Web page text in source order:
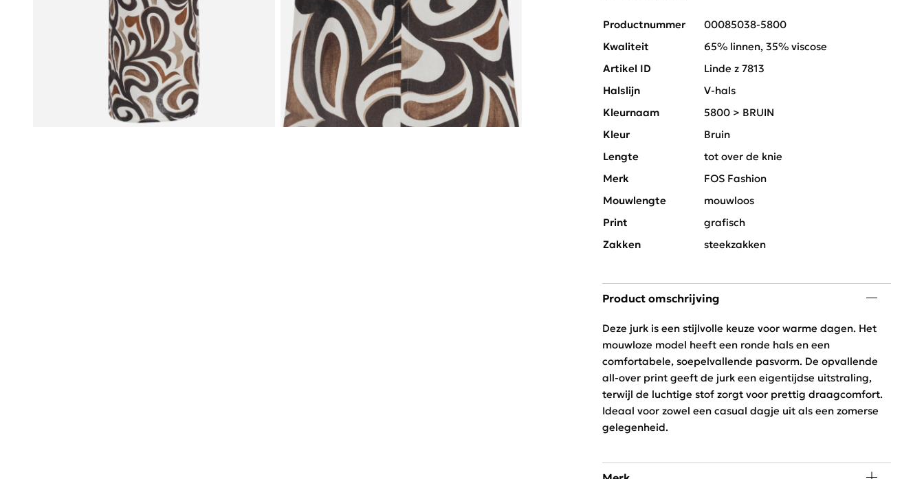
Productnummer
00085038-5800
Kwaliteit
65% linnen, 35% viscose
Artikel ID
Linde z 7813
Halslijn
V-hals
Kleurnaam
5800 > BRUIN
Kleur
Bruin
Lengte
tot over de knie
Merk
FOS Fashion
Mouwlengte
mouwloos
Print
grafisch
Zakken
steekzakken
Product omschrijving
Deze jurk is een stijlvolle keuze voor warme dagen. Het
mouwloze model heeft een ronde hals en een
comfortabele, soepelvallende pasvorm. De opvallende
all-over print geeft de jurk een eigentijdse uitstraling,
terwijl de luchtige stof zorgt voor prettig draagcomfort.
Ideaal voor zowel een casual dagje uit als een zomerse
gelegenheid.